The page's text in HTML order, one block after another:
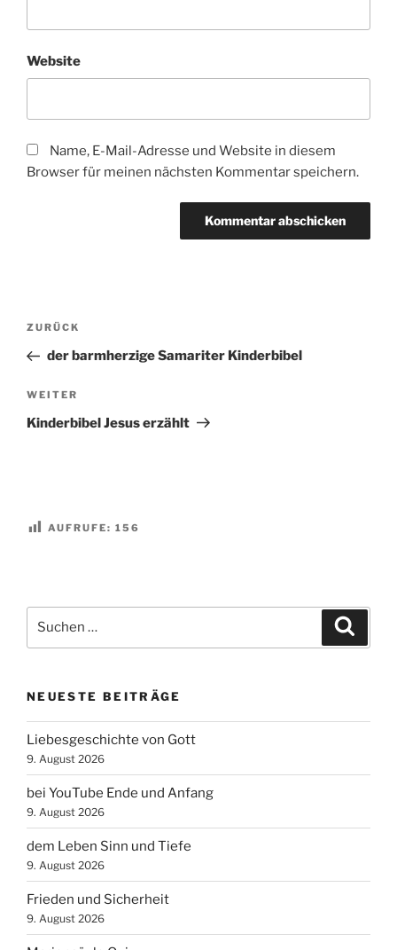
Website
Name, E-Mail-Adresse und Website in diesem
Browser für meinen nächsten Kommentar speichern.
Beitragsnavigation
Vorheriger
Beitrag
ZURÜCK
der barmherzige Samariter Kinderbibel
Nächster
Beitrag
WEITER
Kinderbibel Jesus erzählt
AUFRUFE: 156
nach:
NEUESTE BEITRÄGE
Liebesgeschichte von Gott
9. August 2026
bei YouTube Ende und Anfang
9. August 2026
dem Leben Sinn und Tiefe
9. August 2026
Frieden und Sicherheit
9. August 2026